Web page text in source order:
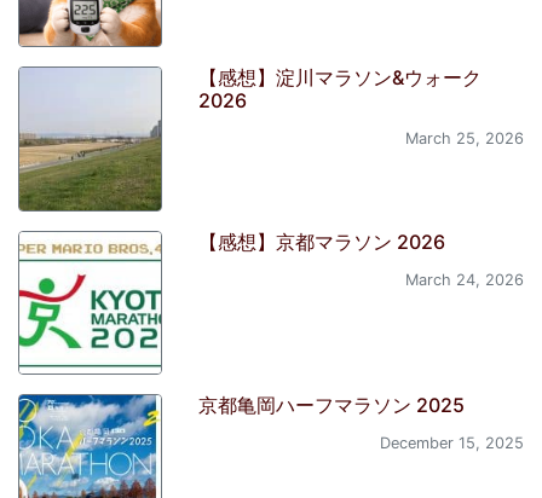
【感想】淀川マラソン&ウォーク
2026
March 25, 2026
【感想】京都マラソン 2026
March 24, 2026
京都亀岡ハーフマラソン 2025
December 15, 2025